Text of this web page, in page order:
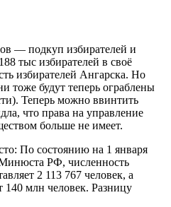
— подкуп избирателей и
тыс избирателей в своё
избирателей Ангарска. Но
тоже будут теперь ограблены
Теперь можно ввинтить
что права на управление
больше не имеет.
По состоянию на 1 января
РФ, численность
2 113 767 человек, а
140 млн человек. Разницу